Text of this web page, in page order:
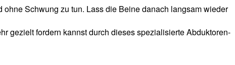
Schwung zu tun. Lass die Beine danach langsam wieder
gezielt fordern kannst durch dieses spezialisierte Abduktoren-